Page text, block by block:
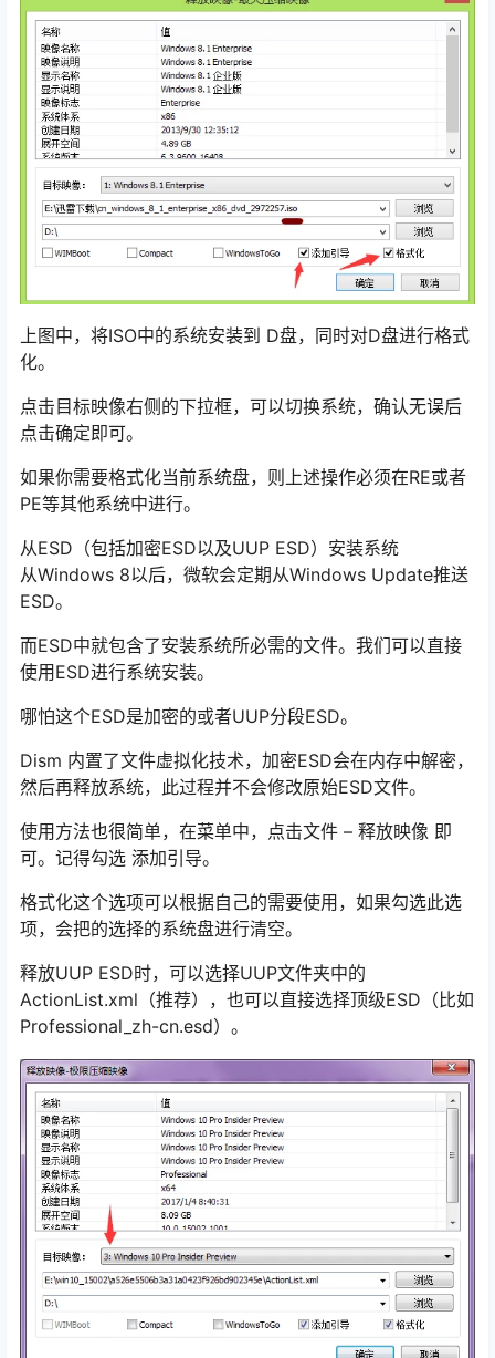
上图中，将ISO中的系统安装到 D盘，同时对D盘进行格式
化。
点击目标映像右侧的下拉框，可以切换系统，确认无误后
点击确定即可。
如果你需要格式化当前系统盘，则上述操作必须在RE或者
PE等其他系统中进行。
从ESD（包括加密ESD以及UUP ESD）安装系统
从Windows 8以后，微软会定期从Windows Update推送
ESD。
而ESD中就包含了安装系统所必需的文件。我们可以直接
使用ESD进行系统安装。
哪怕这个ESD是加密的或者UUP分段ESD。
Dism 内置了文件虚拟化技术，加密ESD会在内存中解密，
然后再释放系统，此过程并不会修改原始ESD文件。
使用方法也很简单，在菜单中，点击文件 – 释放映像 即
可。记得勾选 添加引导。
格式化这个选项可以根据自己的需要使用，如果勾选此选
项，会把的选择的系统盘进行清空。
释放UUP ESD时，可以选择UUP文件夹中的
ActionList.xml（推荐），也可以直接选择顶级ESD（比如
Professional_zh-cn.esd）。